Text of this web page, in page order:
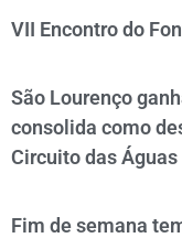
VII Encontro do
São Lourenço
consolida como
Circuito das Águas
Fim de semana